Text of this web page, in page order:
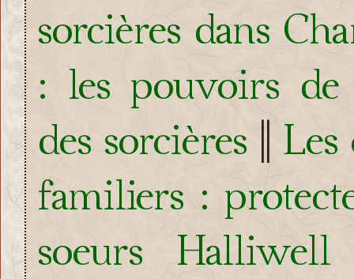
sorcières dans
: les pouvoirs de
des sorcières
familiers :
soeurs